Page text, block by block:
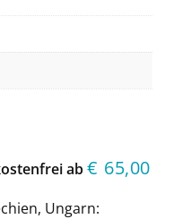
ab € 65,00
Ungarn: